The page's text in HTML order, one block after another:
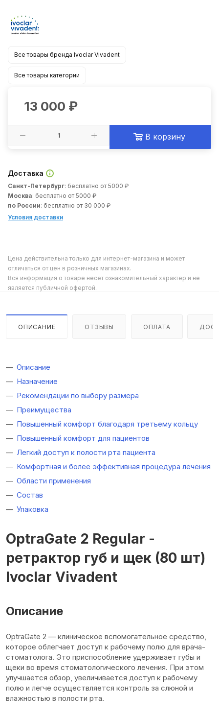
Все товары бренда Ivoclar Vivadent
Все товары категории
13 000 ₽
В корзину
Доставка
Санкт-Петербург: бесплатно от 5000 ₽
Москва: бесплатно от 5000 ₽
по России: бесплатно от 30 000 ₽
Условия доставки
Цена действительна только для интернет-магазина и может
отличаться от цен в розничных магазинах.
Вся информация о товаре несет ознакомительный характер и не
является публичной офертой.
ОПИСАНИЕ ОТЗЫВЫ ОПЛАТА
Описание
Назначение
Рекомендации по выбору размера
Преимущества
Повышенный комфорт благодаря третьему кольцу
Повышенный комфорт для пациентов
Легкий доступ к полости рта пациента
Комфортная и более эффективная процедура лечения
Области применения
Состав
Упаковка
OptraGate 2 Regular -
ретрактор губ и щек (80 шт)
Ivoclar Vivadent
Описание
OptraGate 2 — клиническое вспомогательное средство,
которое облегчает доступ к рабочему полю для врача-
стоматолога. Это приспособление удерживает губы и
щеки во время стоматологического лечения. При этом
улучшается обзор, увеличивается доступ к рабочему
полю и легче осуществляется контроль за слюной и
влажностью в полости рта.